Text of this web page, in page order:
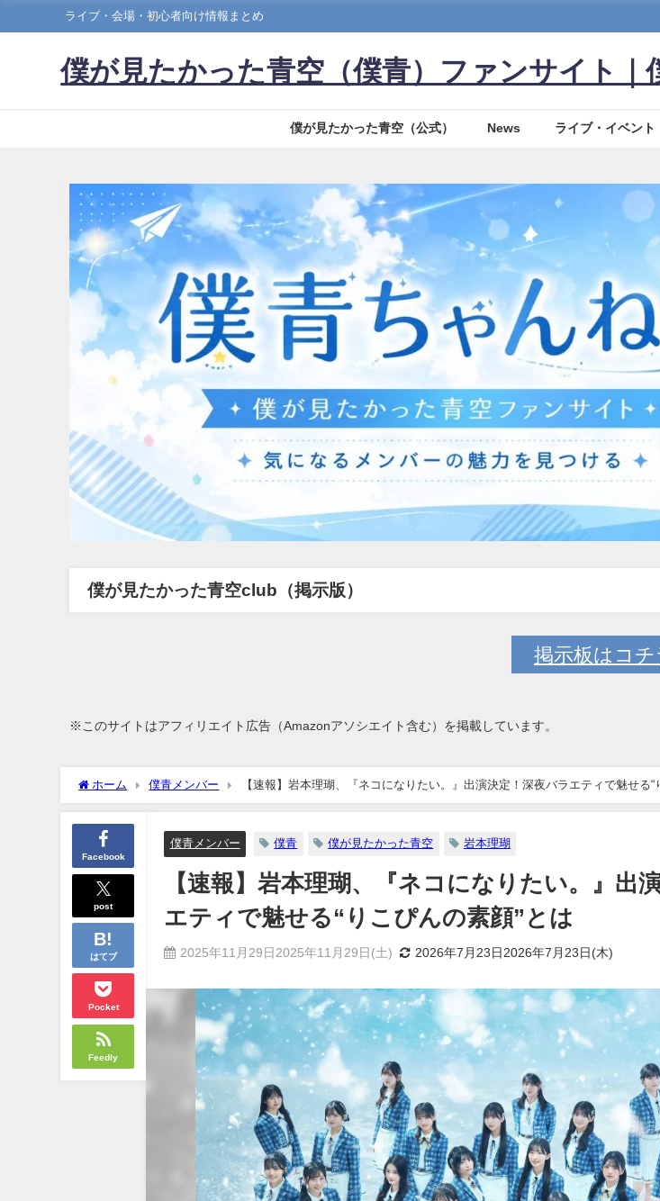
ライブ・会場・初心者向け情報まとめ
僕が見たかった青空（僕青）ファンサイト｜
僕が見たかった青空（公式） News ライブ・イベント
僕が見たかった青空club（掲示版）
掲示板はコチ
※このサイトはアフィリエイト広告（Amazonアソシエイト含む）を掲載しています。
ホーム 僕青メンバー 【速報】岩本理瑚、『ネコになりたい。』出演決定！深夜バラエティで魅せる“
Facebook
post
はてブ
Pocket
Feedly
僕青メンバー 僕青 僕が見たかった青空 岩本理瑚
【速報】岩本理瑚、『ネコになりたい。』出
エティで魅せる“りこぴんの素顔”とは
2025年11月29日2025年11月29日(土) 2026年7月23日2026年7月23日(木)